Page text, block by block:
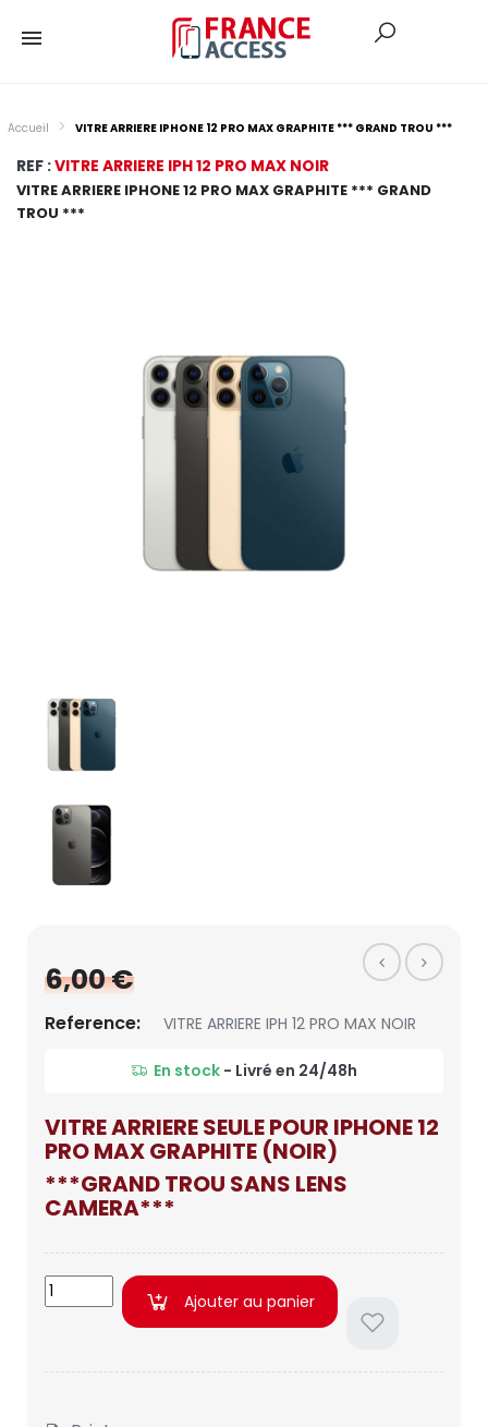
Accueil VITRE ARRIERE IPHONE 12 PRO MAX GRAPHITE *** GRAND TROU ***
REF :VITRE ARRIERE IPH 12 PRO MAX NOIR
VITRE ARRIERE IPHONE 12 PRO MAX GRAPHITE *** GRAND
TROU ***
6,00 €
Reference: VITRE ARRIERE IPH 12 PRO MAX NOIR
En stock - Livré en 24/48h
VITRE ARRIERE SEULE POUR IPHONE 12
PRO MAX GRAPHITE (NOIR)
***GRAND TROU SANS LENS
CAMERA***
Ajouter au panier